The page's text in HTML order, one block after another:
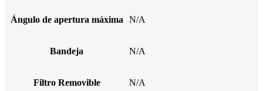
Ángulo de apertura máxima N/A
Bandeja N/A
Filtro Removible N/A